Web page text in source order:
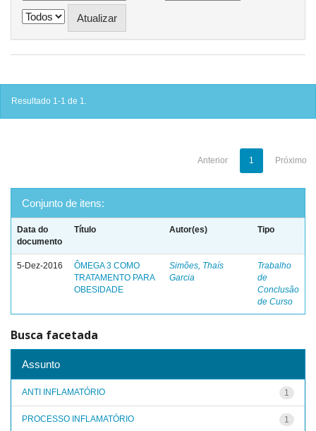
Resultado 1-1 de 1.
Anterior 1 Próximo
Conjunto de itens:
Data do
documento
Título Autor(es) Tipo
5-Dez-2016
ÔMEGA 3 COMO
TRATAMENTO PARA
OBESIDADE
Simões, Thaís
Garcia
Trabalho
de
Conclusão
de Curso
Busca facetada
Assunto
1
ANTI INFLAMATÓRIO
1
PROCESSO INFLAMATÓRIO